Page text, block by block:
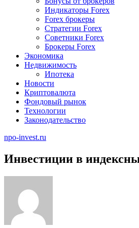
Индикаторы Forex
Forex брокеры
Стратегии Forex
Советники Forex
Брокеры Forex
Экономика
Недвижимость
Ипотека
Новости
Криптовалюта
Фондовый рынок
Технологии
Законодательство
npo-invest.ru
Инвестиции в